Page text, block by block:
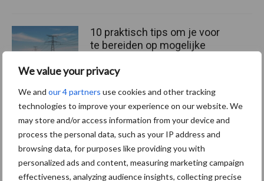
We value your privacy
We and our 4 partners use cookies and other tracking
technologies to improve your experience on our website. We
may store and/or access information from your device and
process the personal data, such as your IP address and
browsing data, for purposes like providing you with
personalized ads and content, measuring marketing campaign
effectiveness, analyzing audience insights, collecting precise
10 praktisch tips om je voor
te bereiden op mogelijke
EU-pluimveesector groeit
door, maar tempo vlakt af